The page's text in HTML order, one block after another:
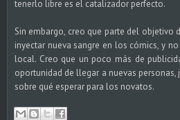
tenerlo libre es el catalizador perfecto.
Sin embargo, creo que parte del objetivo
inyectar nueva sangre en los cómics, y
local. Creo que un poco más de
oportunidad de llegar a nuevas
sobre qué esperar para los novatos.